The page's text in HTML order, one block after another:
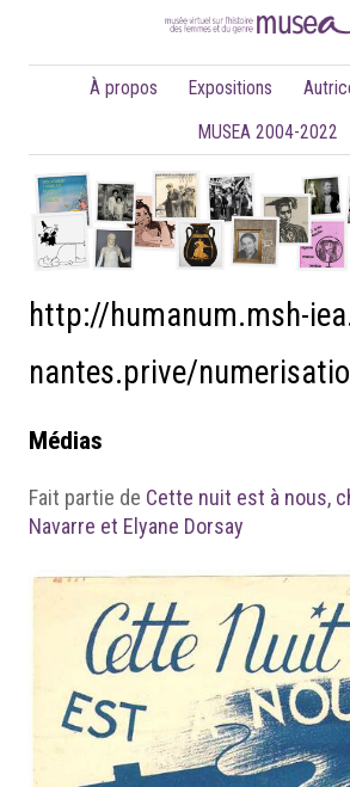
À propos Expositions
MUSEA 2004-2022
http://humanum.msh-
nantes.prive/
Médias
Fait partie de Cette nuit est à nous,
Navarre et Elyane Dorsay